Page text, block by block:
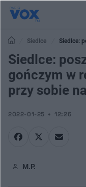
Siedlce
Siedlce:
przy sobie narkotyki
Siedlce:
gończym w
przy sobie
2022-01-25 12:26
M.P.